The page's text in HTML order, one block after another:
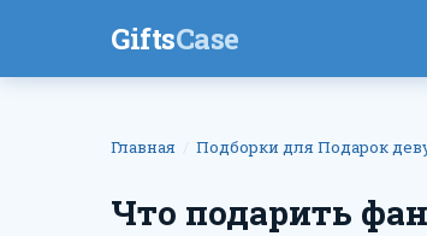
GiftsCase
Главная Подборки для Подарок
Что подарить